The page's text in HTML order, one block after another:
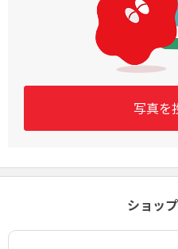
写真を
ショッ